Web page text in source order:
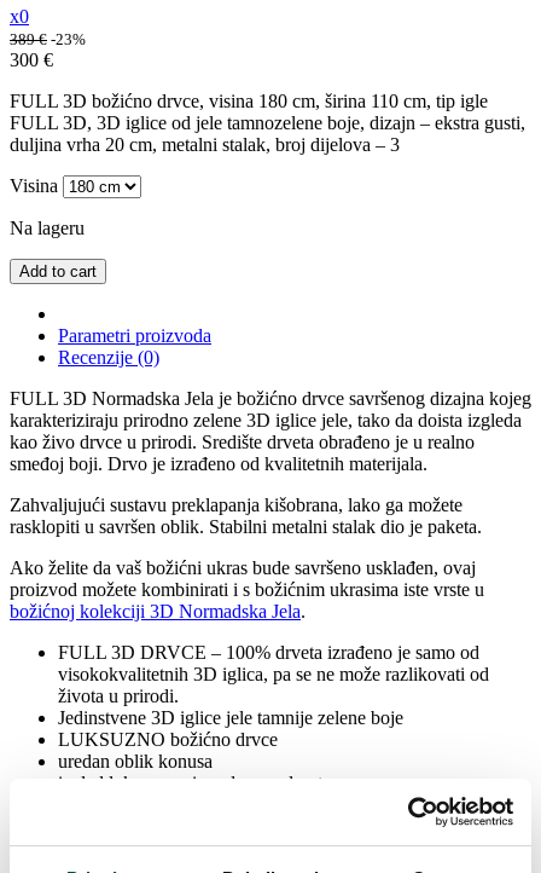
x0
389€ -23%
300 €
FULL 3D božićno drvce, visina 180 cm, širina 110 cm, tip igle
FULL 3D, 3D iglice od jele tamnozelene boje, dizajn – ekstra gusti,
duljina vrha 20 cm, metalni stalak, broj dijelova – 3
Visina
Na lageru
Add to cart
Parametri proizvoda
Recenzije (0)
FULL 3D Normadska Jela je božićno drvce savršenog dizajna kojeg
karakteriziraju prirodno zelene 3D iglice jele, tako da doista izgleda
kao živo drvce u prirodi. Središte drveta obrađeno je u realno
smeđoj boji. Drvo je izrađeno od kvalitetnih materijala.
Zahvaljujući sustavu preklapanja kišobrana, lako ga možete
rasklopiti u savršen oblik. Stabilni metalni stalak dio je paketa.
Ako želite da vaš božićni ukras bude savršeno usklađen, ovaj
proizvod možete kombinirati i s božićnim ukrasima iste vrste u
božićnoj kolekciji 3D Normadska Jela.
FULL 3D DRVCE – 100% drveta izrađeno je samo od
visokokvalitetnih 3D iglica, pa se ne može razlikovati od
života u prirodi.
Jedinstvene 3D iglice jele tamnije zelene boje
LUKSUZNO božićno drvce
uredan oblik konusa
izgled luksuznog i modernog drveta
sklopivi sustav kišobrana – za savršen oblik drveta
jednostavno rukovanje – možete ga jednostavno preklopiti i